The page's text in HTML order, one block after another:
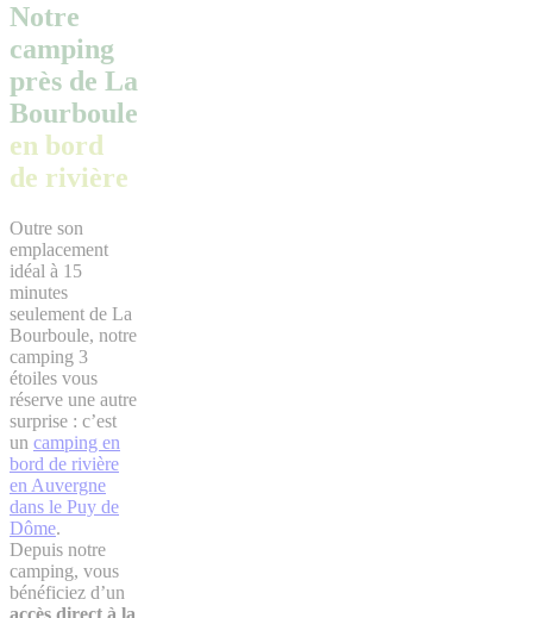
Notre
camping
près de La
Bourboule
en bord
de rivière
Outre son
emplacement
idéal à 15
minutes
seulement de La
Bourboule, notre
camping 3
étoiles vous
réserve une autre
surprise : c’est
un camping en
bord de rivière
en Auvergne
dans le Puy de
Dôme.
Depuis notre
camping, vous
bénéficiez d’un